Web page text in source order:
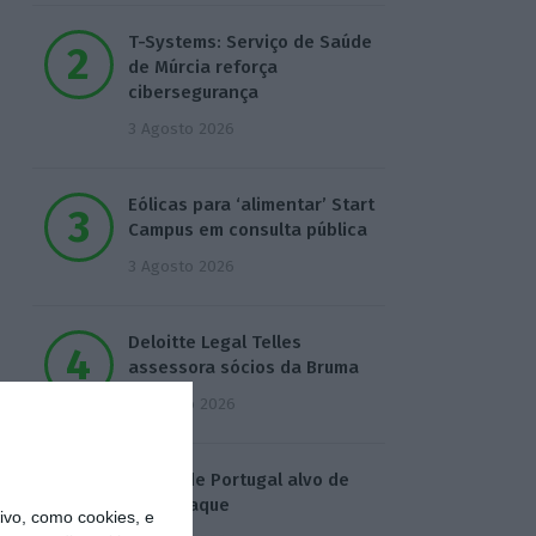
como cookies, e
T-Systems: Serviço de Saúde
de Múrcia reforça
cibersegurança
3 Agosto 2026
Eólicas para ‘alimentar’ Start
Campus em consulta pública
3 Agosto 2026
Deloitte Legal Telles
assessora sócios da Bruma
4 Agosto 2026
Águas de Portugal alvo de
ciberataque